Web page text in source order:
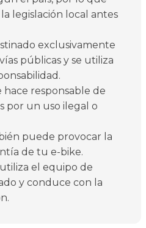
legislación local antes
exclusivamente
públicas y se utiliza
hace responsable de
por un uso ilegal o
puede provocar la
de tu e-bike.
el equipo de
y conduce con la